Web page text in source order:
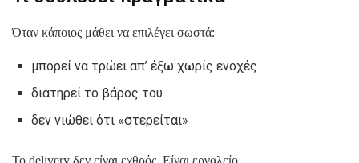
Όταν κάποιος μάθει να επιλέγει σωστά:
μπορεί να τρώει απ’ έξω χωρίς ενοχές
διατηρεί το βάρος του
δεν νιώθει ότι «στερείται»
Το delivery δεν είναι εχθρός. Είναι εργαλείο.